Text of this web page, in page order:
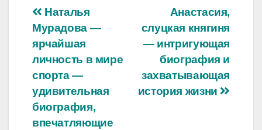
Навигация
по
записям
Анастасия,
слуцкая княгиня
— интригующая
биография и
захватывающая
история жизни
Наталья
Мурадова —
ярчайшая
личность в мире
спорта —
удивительная
биография,
впечатляющие